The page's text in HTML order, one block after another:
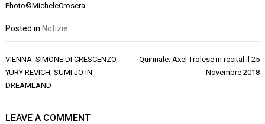
Photo©MicheleCrosera
Posted in Notizie
Navigazione
articoli
VIENNA: SIMONE DI CRESCENZO,
YURY REVICH, SUMI JO IN
DREAMLAND
Quirinale: Axel Trolese in recital il 25
Novembre 2018
LEAVE A COMMENT